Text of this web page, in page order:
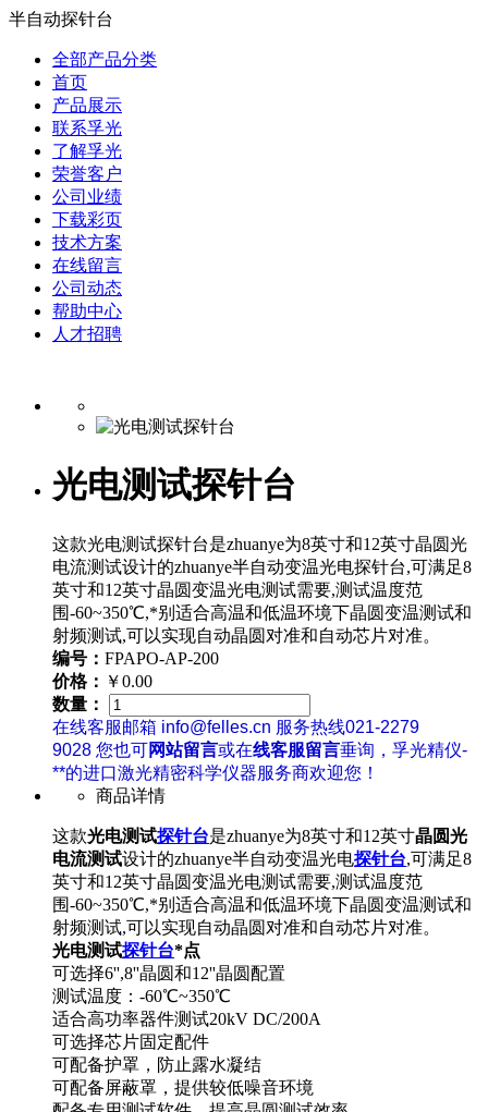
半自动探针台
全部产品分类
首页
产品展示
联系孚光
了解孚光
荣誉客户
公司业绩
下载彩页
技术方案
在线留言
公司动态
帮助中心
人才招聘
光电测试探针台
这款光电测试探针台是zhuanye为8英寸和12英寸晶圆光
电流测试设计的zhuanye半自动变温光电探针台,可满足8
英寸和12英寸晶圆变温光电测试需要,测试温度范
围-60~350℃,*别适合高温和低温环境下晶圆变温测试和
射频测试,可以实现自动晶圆对准和自动芯片对准。
编号： FPAPO-AP-200
价格： ￥0.00
数量：
在线客服邮箱 info@felles.cn 服务热线021-2279
9028 您也可网站留言或在线客服留言垂询，孚光精仪-
**的进口激光精密科学仪器服务商欢迎您！
商品详情
这款光电测试探针台是zhuanye为8英寸和12英寸晶圆光
电流测试设计的zhuanye半自动变温光电探针台,可满足8
英寸和12英寸晶圆变温光电测试需要,测试温度范
围-60~350℃,*别适合高温和低温环境下晶圆变温测试和
射频测试,可以实现自动晶圆对准和自动芯片对准。
光电测试探针台*点
可选择6'',8''晶圆和12''晶圆配置
测试温度：-60℃~350℃
适合高功率器件测试20kV DC/200A
可选择芯片固定配件
可配备护罩，防止露水凝结
可配备屏蔽罩，提供较低噪音环境